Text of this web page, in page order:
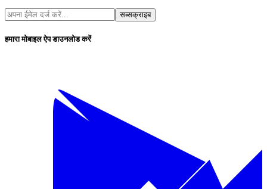
सब्सक्राइब
हमारा मोबाइल ऐप डाउनलोड करें